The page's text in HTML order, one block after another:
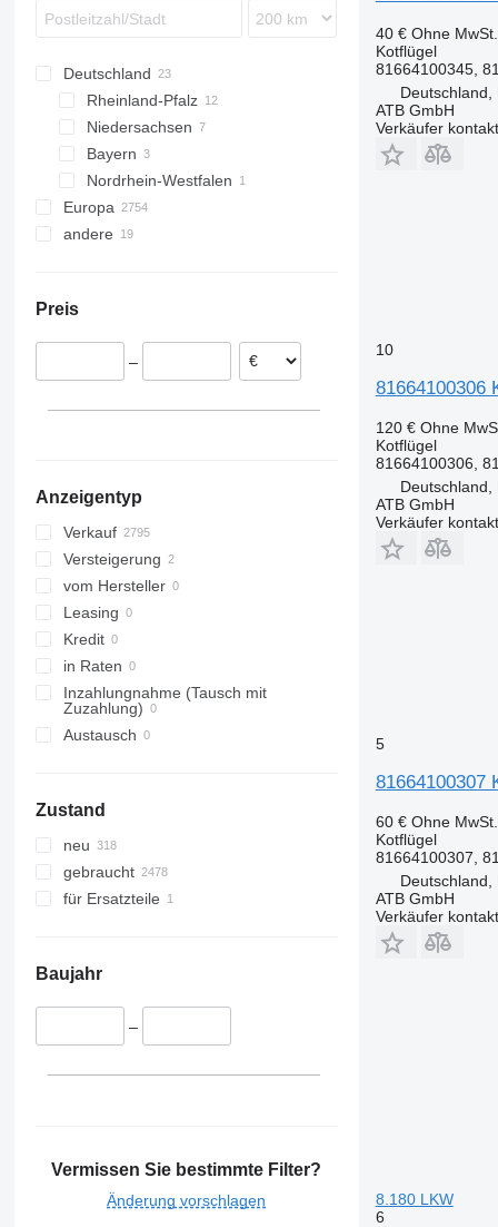
Intouro
Sprinter
Tourismo
Travego
Vario
Vito
Scenic
FMX
Deutschland
Rheinland-Pfalz
Bendorf
Niedersachsen
Osnabrück
Oldenburg
Bayern
Nürnberg
Nordrhein-Westfalen
Münster
Europa
Estland
Belgien
Portugal
andere
Preis
–
Anzeigentyp
Verkauf
Versteigerung
vom Hersteller
Leasing
Kredit
in Raten
Inzahlungnahme (Tausch mit
Zuzahlung)
Austausch
Zustand
neu
gebraucht
für Ersatzteile
Baujahr
–
Vermissen Sie bestimmte Filter?
Änderung vorschlagen
40 € Ohne MwSt.
Kotflügel
81664100345,
Deutschland,
ATB GmbH
Verkäufer
10
81664100306
120 € Ohne
Kotflügel
81664100306,
Deutschland,
ATB GmbH
Verkäufer
5
81664100307
60 € Ohne MwSt.
Kotflügel
81664100307,
Deutschland,
ATB GmbH
Verkäufer
8.180 LKW
6